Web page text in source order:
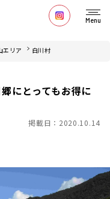
Menu
エリア 白川村
にとってもお得に
掲載日：2020.10.14